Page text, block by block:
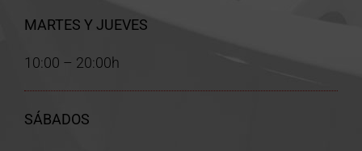
MARTES Y JUEVES
10:00 – 20:00h
SÁBADOS